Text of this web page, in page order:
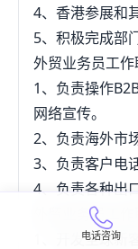
4、香港参展和
5、积极完成部
外贸业务员工
1、负责操作
网络宣传。
2、负责海外市
3、负责客户电
4、负责各种出
外贸业务员工作
1、开发全球新
电话咨询